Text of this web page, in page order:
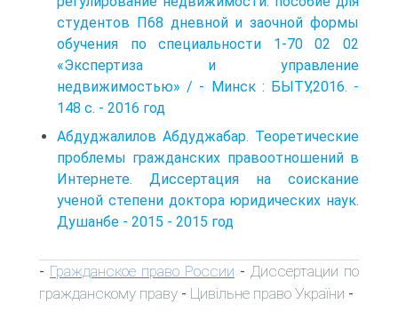
студентов П68 дневной и заочной формы
обучения по специальности 1-70 02 02
«Экспертиза и управление
недвижимостью» / - Минск : БЫТУ,2016. -
148 с. - 2016 год
Абдуджалилов Абдуджабар. Теоретические
проблемы гражданских правоотношений в
Интернете. Диссертация на соискание
ученой степени доктора юридических наук.
Душанбе - 2015 - 2015 год
- Гражданское право России - Диссертации по
гражданскому праву - Цивільне право України -